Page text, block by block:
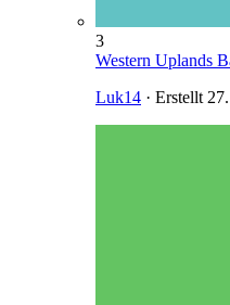
3
Western Uplands
Luk14 · Erstellt